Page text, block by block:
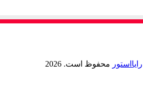
رایااستور محفوظ است. 2026